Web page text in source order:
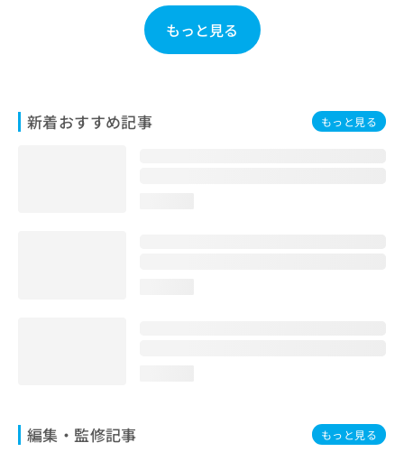
もっと見る
新着おすすめ記事 もっと見る
編集・監修記事 もっと見る
は